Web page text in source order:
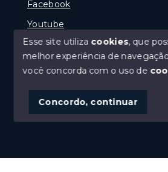
Olá! Estamos
Facebook
Youtube
© Copyright 2026 - Gramado Class
SITE PARA IMOBILIARIA
Esse site utiliza cookies, que
melhor experiência de
você concorda com o uso de
Concordo, continuar